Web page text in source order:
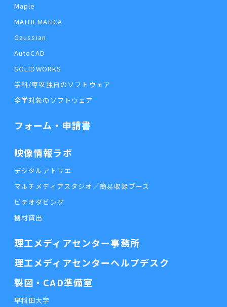
Maple
MATHEMATICA
Gaussian
AutoCAD
SOLIDWORKS
学科/専攻独自のソフトウェア
全学対象のソフトウェア
フォーム・申請書
映像情報ラボ
デジタルアトリエ
マルチメディアスタジオ／簡易収録ブース
ビデオダビング
機材貸出
理工メディアセンター事務所
理工メディアセンターヘルプデスク
製図・CAD準備室
早稲田大学